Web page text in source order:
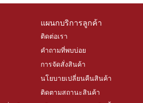
แผนกบริการลูกค้า
ติดต่อเรา
คำถามที่พบบ่อย
การจัดสั่งสินค้า
นโยบายเปลี่ยนคืนสินค้า
ติดตามสถานะสินค้า